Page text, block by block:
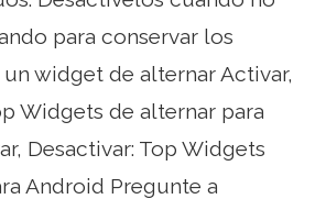
para conservar los
un widget de alternar Activar,
Widgets de alternar para
Desactivar: Top Widgets
Android Pregunte a